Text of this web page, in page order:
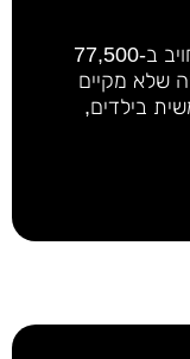
קנס בגין הפרת זמני שהות: אב חויב ב-77,500
שלא מקיים
בילדים,